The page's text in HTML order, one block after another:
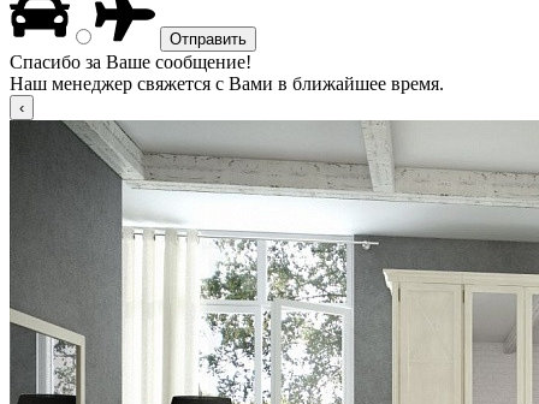
Спасибо за Ваше сообщение!
Наш менеджер свяжется с Вами в ближайшее время.